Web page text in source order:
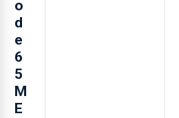
o
d
e
6
5
M
E